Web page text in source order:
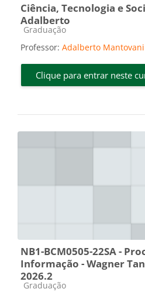
Ciência, Tecnologia e
Adalberto
Categoria do curso
Graduação
Professor: Adalberto
Clique para entrar neste
NB1-BCM0505-22SA -
Informação - Wagner
2026.2
Categoria do curso
Graduação